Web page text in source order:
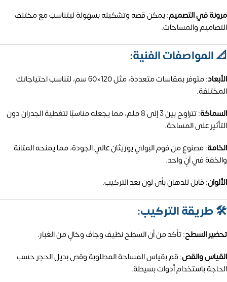
مرونة في التصميم: يمكن قصه وتشكيله بسهولة ليتناسب مع مختلف
التصاميم والمساحات.
📐 المواصفات الفنية:
الأبعاد:
متوفر بمقاسات متعددة، مثل 120×60 سم، لتناسب احتياجاتك
المختلفة.
السماكة:
تتراوح بين 3 إلى 8 ملم، مما يجعله مناسبًا لتغطية الجدران دون
التأثير على المساحة.
الخامة:مصنوع من فوم البولي يوريثان عالي الجودة، مما يمنحه المتانة
والخفة في آنٍ واحد.
الألوان: قابل للدهان بأى لون بعد التركيب.
🛠️ طريقة التركيب:
تحضير السطح:تأكد من أن السطح نظيف وجاف وخالٍ من الغبار.
القياس والقص:قم بقياس المساحة المطلوبة وقص بديل الحجر حسب
الحاجة باستخدام أدوات بسيطة.